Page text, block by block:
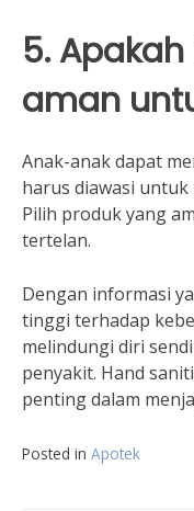
5.
aman
Anak-anak dapat
harus diawasi untuk
Pilih produk yang
tertelan.
Dengan informasi
tinggi terhadap
melindungi diri
penyakit. Hand
penting dalam
Posted in Apotek